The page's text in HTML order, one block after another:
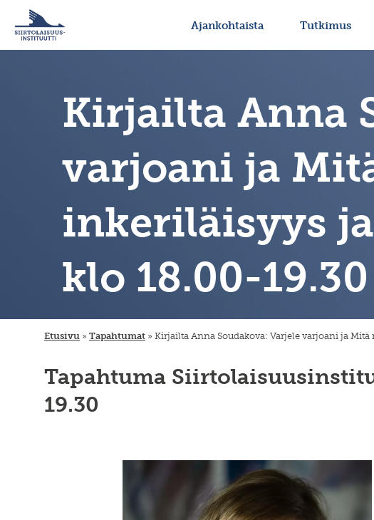
Ajankohtaista Tutkimus
Kirjailta Anna
varjoani ja
inkeriläisyys
klo 18.00-19.30
Etusivu » Tapahtumat » Kirjailta Anna Soudakova: Varjele varjoani ja
Tapahtuma
19.30